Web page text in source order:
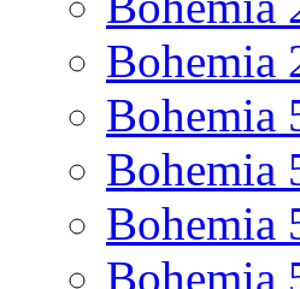
Bohemia
Bohemia
Bohemia
Bohemia
Bohemia